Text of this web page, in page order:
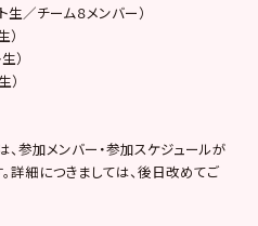
生／チーム８メンバー）
）
）
）
、参加メンバー・参加スケジュールが
詳細につきましては、後日改めてご